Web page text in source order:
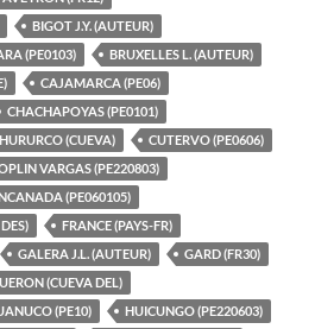
BIGOT J.Y. (AUTEUR)
(PE0103)
BRUXELLES L. (AUTEUR)
CAJAMARCA (PE06)
CHACHAPOYAS (PE0101)
(CUEVA)
CUTERVO (PE0606)
VARGAS (PE220803)
(PE060105)
FRANCE (PAYS-FR)
GALERA J.L. (AUTEUR)
GARD (FR30)
(CUEVA DEL)
(PE10)
HUICUNGO (PE220603)